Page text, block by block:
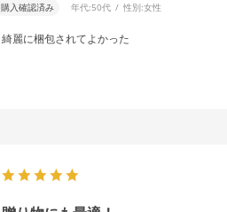
購入確認済み 年代:50代 性別:女性
綺麗に梱包されてよかった